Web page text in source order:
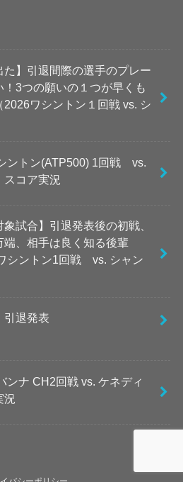
た】引退間際の選手のプレー
！3つの願いの１つが早くも
2026ワシントン１回戦 vs. シ
ントン(ATP500) 1回戦 vs.
コア実況
象試合】引退発表後の初戦、
端、相手は良く知る後輩
ワシントン1回戦 vs. シャン
引退発表
ンナ CH2回戦 vs. ケネディ
況